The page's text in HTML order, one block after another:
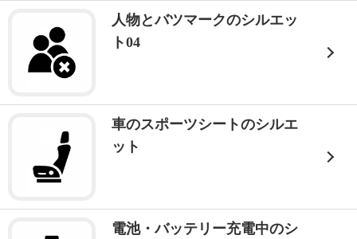
人物とバツマークのシルエッ
ト04
車のスポーツシートのシルエ
ット
電池・バッテリー充電中のシ